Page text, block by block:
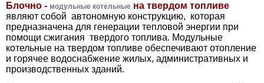
Блочно - модульные котельные на твердом топливе
являют собой автономную конструкцию, которая
предназначена для генерации тепловой энергии при
помощи сжигания твердого топлива. Модульные
котельные на твердом топливе обеспечивают отопление
и горячее водоснабжение жилых, административных и
производственных зданий.